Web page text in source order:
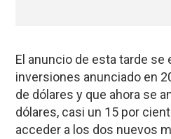
El anuncio de esta tarde se
inversiones anunciado en
de dólares y que ahora se
dólares, casi un 15 por
acceder a los dos nuevos